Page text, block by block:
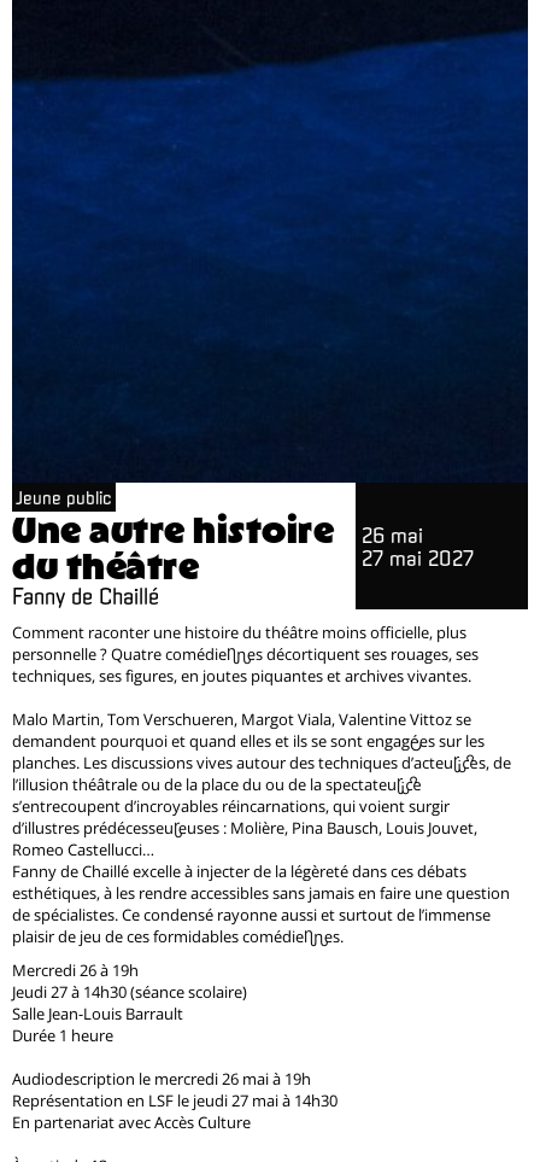
Jeune public
Une autre histoire
du théâtre
Fanny de Chaillé
26 mai
27 mai 2027
Comment raconter une histoire du théâtre moins officielle, plus
personnelle ? Quatre comédien·nes décortiquent ses rouages, ses
techniques, ses figures, en joutes piquantes et archives vivantes.
Malo Martin, Tom Verschueren, Margot Viala, Valentine Vittoz se
demandent pourquoi et quand elles et ils se sont engagé·es sur les
planches. Les discussions vives autour des techniques d’acteur·ices, de
l’illusion théâtrale ou de la place du ou de la spectateur·ice
s’entrecoupent d’incroyables réincarnations, qui voient surgir
d’illustres prédécesseur·euses : Molière, Pina Bausch, Louis Jouvet,
Romeo Castellucci...
Fanny de Chaillé excelle à injecter de la légèreté dans ces débats
esthétiques, à les rendre accessibles sans jamais en faire une question
de spécialistes. Ce condensé rayonne aussi et surtout de l’immense
plaisir de jeu de ces formidables comédien·nes.
Mercredi 26 à 19h
Jeudi 27 à 14h30 (séance scolaire)
Salle Jean-Louis Barrault
Durée 1 heure
Audiodescription le mercredi 26 mai à 19h
Représentation en LSF le jeudi 27 mai à 14h30
En partenariat avec Accès Culture